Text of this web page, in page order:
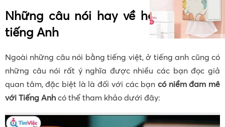
Những câu nói hay về học tập bằng
tiếng Anh
Ngoài những câu nói bằng tiếng việt, ở tiếng anh cũng có
những câu nói rất ý nghĩa được nhiều các bạn đọc giả
quan tâm, đặc biệt là là đối với các bạn có niềm đam mê
với Tiếng Anh có thể tham khảo dưới đây: